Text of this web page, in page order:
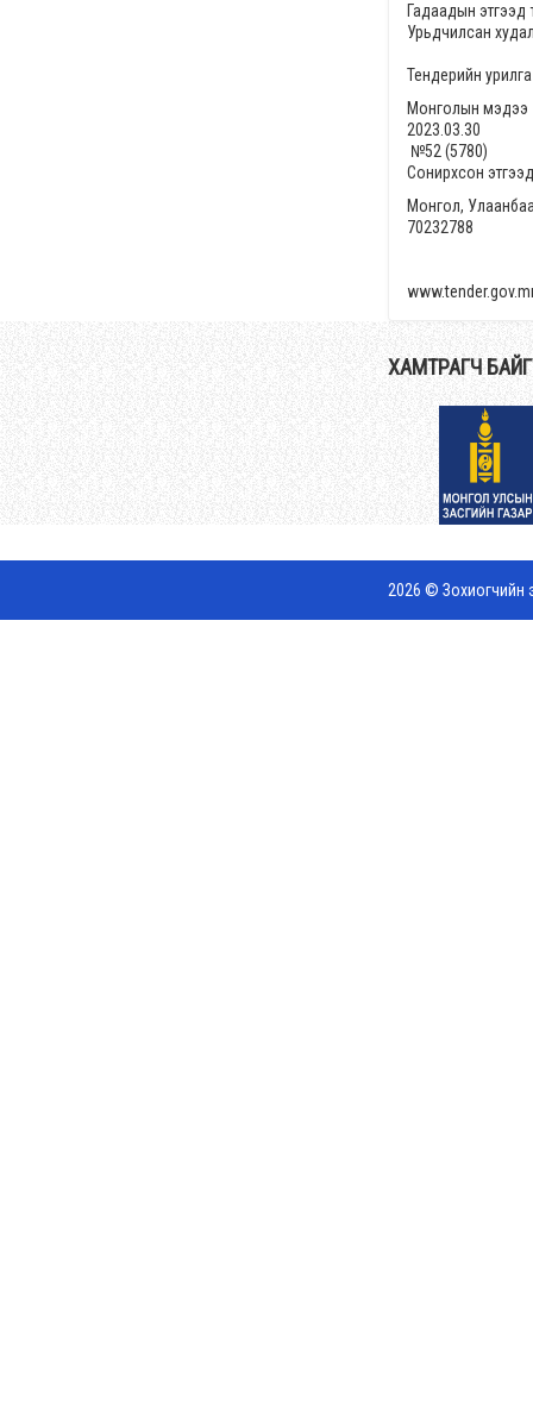
Гадаадын этгээд
Урьдчилсан
Тендерийн
Монголын мэдээ
2023.03.30
№52 (5780)
Сонирхсон
Монгол,
70232788
ХАМТРАГЧ
2026 © Зохиогчийн